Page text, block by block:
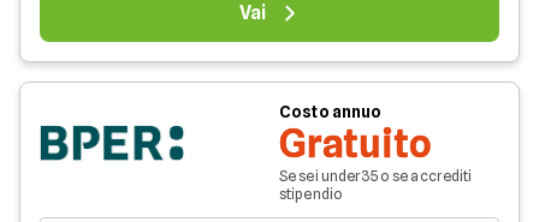
Vai
Costo annuo
Gratuito
Se sei under35 o se accrediti
stipendio